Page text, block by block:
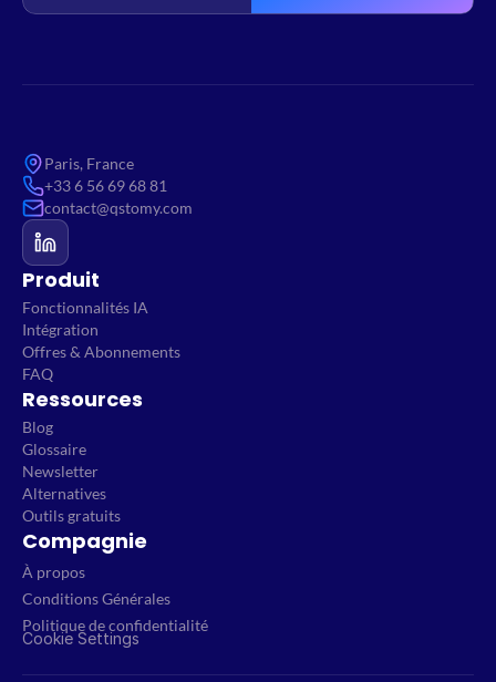
Paris, France
+33 6 56 69 68 81
contact@qstomy.com
Produit
Fonctionnalités IA
Intégration
Offres & Abonnements
FAQ
Ressources
Blog
Glossaire
Newsletter
Alternatives
Outils gratuits
Compagnie
À propos
Conditions Générales
Politique de confidentialité
Cookie Settings